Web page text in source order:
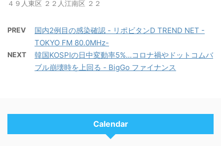
４９人東区 ２２人江南区 ２２
PREV
国内2例目の感染確認 - リポビタンD TREND NET -
TOKYO FM 80.0MHz-
NEXT
韓国KOSPIの日中変動率5%…コロナ禍やドットコムバ
ブル崩壊時を上回る - BigGo ファイナンス
Calendar